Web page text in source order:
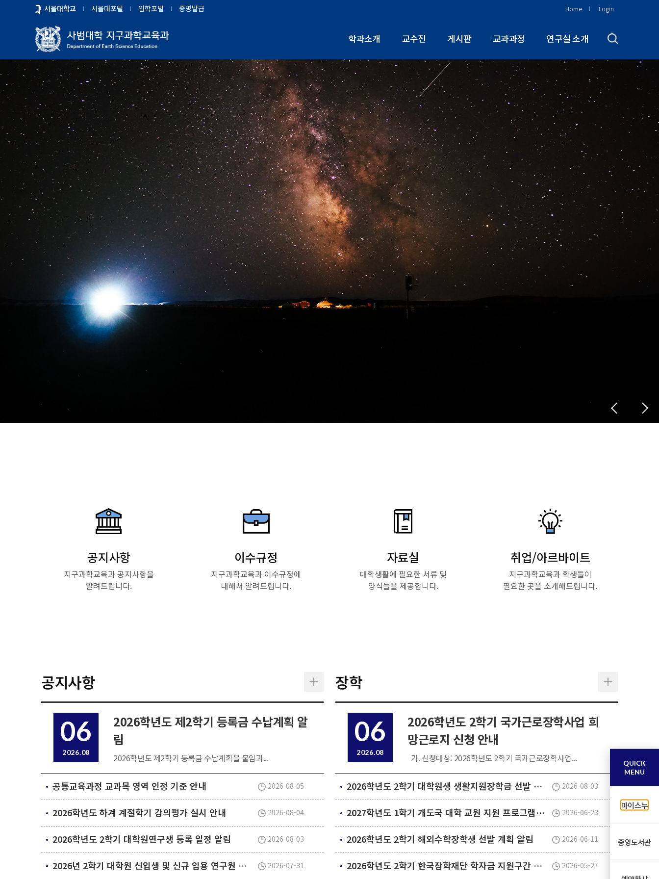
서울대학교 서울대포털 입학포털 증명발급 Home Login
학과소개 교수진 게시판 교과과정 연구실 소개
공지사항
지구과학교육과 공지사항을
알려드립니다.
이수규정
지구과학교육과 이수규정에
대해서 알려드립니다.
자료실
대학생활에 필요한 서류 및
양식들을 제공합니다.
취업/아르바이트
지구과학교육과 학생들이
필요한 곳을 소개해드립니다.
공지사항
06
2026.08
2026학년도 제2학기 등록금 수납계획 알
림
2026학년도 제2학기 등록금 수납계획을 붙임과...
공통교육과정 교과목 영역 인정 기준 안내 2026-08-05
2026학년도 하계 계절학기 강의평가 실시 안내 2026-08-04
2026학년도 2학기 대학원연구생 등록 일정 알림 2026-08-03
2026년 2학기 대학원 신입생 및 신규 임용 연구원 안전환경교육(신규교육) 실시 안내 2026-07-31
장학
06
2026.08
2026학년도 2학기 국가근로장학사업 희
망근로지 신청 안내
가. 신청대상: 2026학년도 2학기 국가근로장학사업...
2026학년도 2학기 대학원생 생활지원장학금 선발 안내 2026-08-03
2027학년도 1학기 개도국 대학 교원 지원 프로그램(SPF)장학생 선발 안내 2026-06-23
2026학년도 2학기 해외수학장학생 선발 계획 알림 2026-06-11
2026학년도 2학기 한국장학재단 학자금 지원구간 산정 신청 안내 2026-05-27
QUICK
MENU
마이스누
중앙도서관